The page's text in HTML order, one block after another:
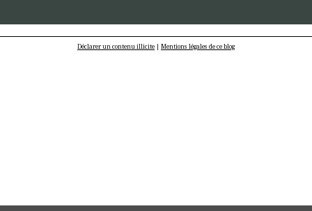
Déclarer un contenu illicite | Mentions légales de ce blog